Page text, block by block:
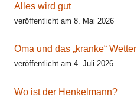
Alles wird gut
veröffentlicht am 8. Mai 2026
Oma und das „kranke“ Wetter
veröffentlicht am 4. Juli 2026
Wo ist der Henkelmann?